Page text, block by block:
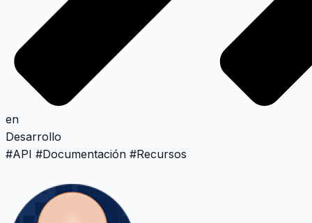
en
Desarrollo
#API #Documentación #Recursos